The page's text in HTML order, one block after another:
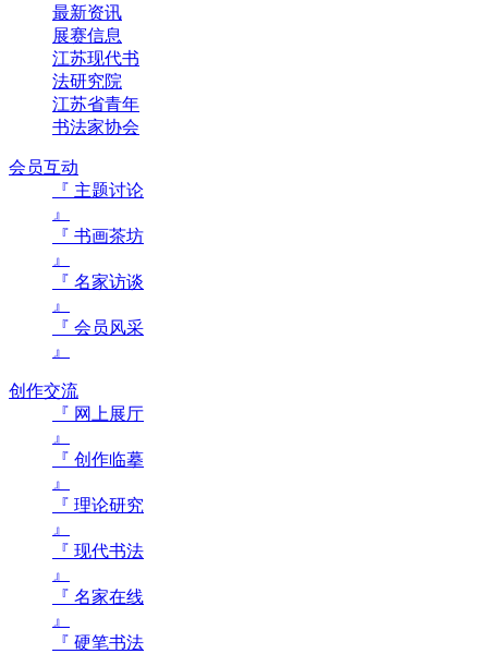
最新资讯
展赛信息
江苏现代书
法研究院
江苏省青年
书法家协会
会员互动
『 主题讨论
』
『 书画茶坊
』
『 名家访谈
』
『 会员风采
』
创作交流
『 网上展厅
』
『 创作临摹
』
『 理论研究
』
『 现代书法
』
『 名家在线
』
『 硬笔书法